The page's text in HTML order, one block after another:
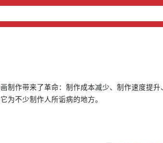
制作带来了革命：制作成本减少、制作速度提
为不少制作人所诟病的地方。